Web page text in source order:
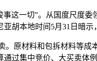
一切”。从国度尺度委
胡本地时间5月31日暗
材料和包拆材料等成
过集中竞价、大买卖体